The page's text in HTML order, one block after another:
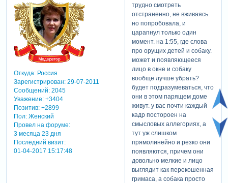
Откуда:Россия
Зарегистрирован: 29-07-2011
Сообщений:2045
Уважение: +3404
Позитив: +2899
Пол:Женский
Провел на форуме:
3 месяца 23 дня
Последний визит:
01-04-2017 15:17:48
трудно смотреть
отстраненно, не вживаясь.
но попробовала, и
царапнул только один
момент. на 1:55, где слова
про орущих детей и собаку.
может и появляющееся
лицо в окне и собаку
вообще лучше убрать?
будет подразумеваться, что
они в этом парящем доме
живут. у вас почти каждый
кадр постороен на
смысловых аллегориях, а
тут уж слишком
прямолинейно и резко они
появляются, причем они
довольно мелкие и лицо
выглядит как перекошенная
гримаса, а собака просто